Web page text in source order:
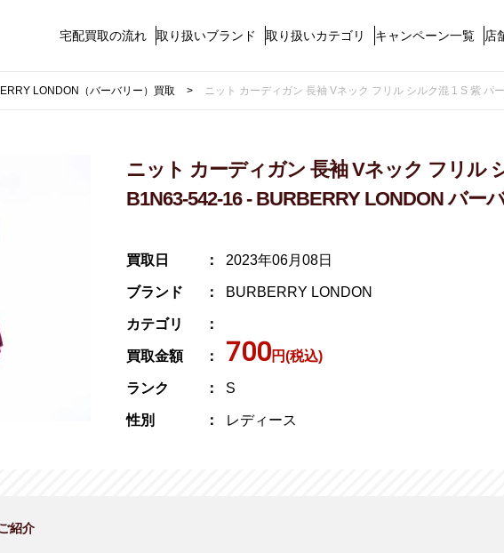
宅配買取の流れ 取り扱いブランド 取り扱いカテゴリ キャンペーン一覧 店
LONDON（バーバリー）買取 ニット カーディガン 長袖 Vネック フリル シルク混 1 S 紫
ニット カーディガン 長袖 Vネック フリル
B1N63-542-16 - BURBERRY LONDON バー
買取日 2023年06月08日
ブランド BURBERRY LONDON
カテゴリ
買取金額 700円(税込)
ランク S
性別 レディース
紹介